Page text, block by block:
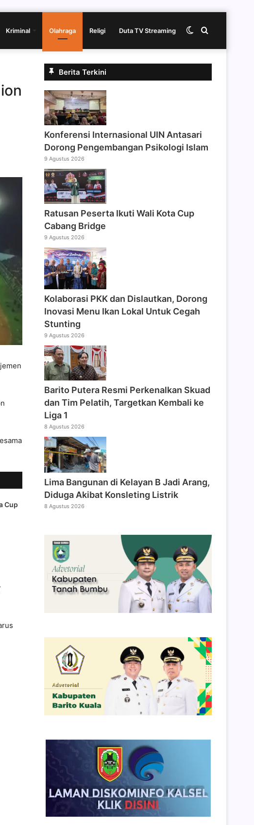
Kriminal Olahraga Religi Duta TV Streaming Cari
Switch
Cup
Berita Terkini
Konferensi Internasional UIN Antasari
Dorong Pengembangan Psikologi Islam
9 Agustus 2026
Ratusan Peserta Ikuti Wali Kota Cup
Cabang Bridge
9 Agustus 2026
Kolaborasi PKK dan Dislautkan, Dorong
Inovasi Menu Ikan Lokal Untuk Cegah
Stunting
9 Agustus 2026
Barito Putera Resmi Perkenalkan Skuad
dan Tim Pelatih, Targetkan Kembali ke
Liga 1
8 Agustus 2026
Lima Bangunan di Kelayan B Jadi Arang,
Diduga Akibat Konsleting Listrik
8 Agustus 2026